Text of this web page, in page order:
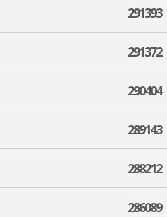
291393
291372
290404
289143
288212
286089